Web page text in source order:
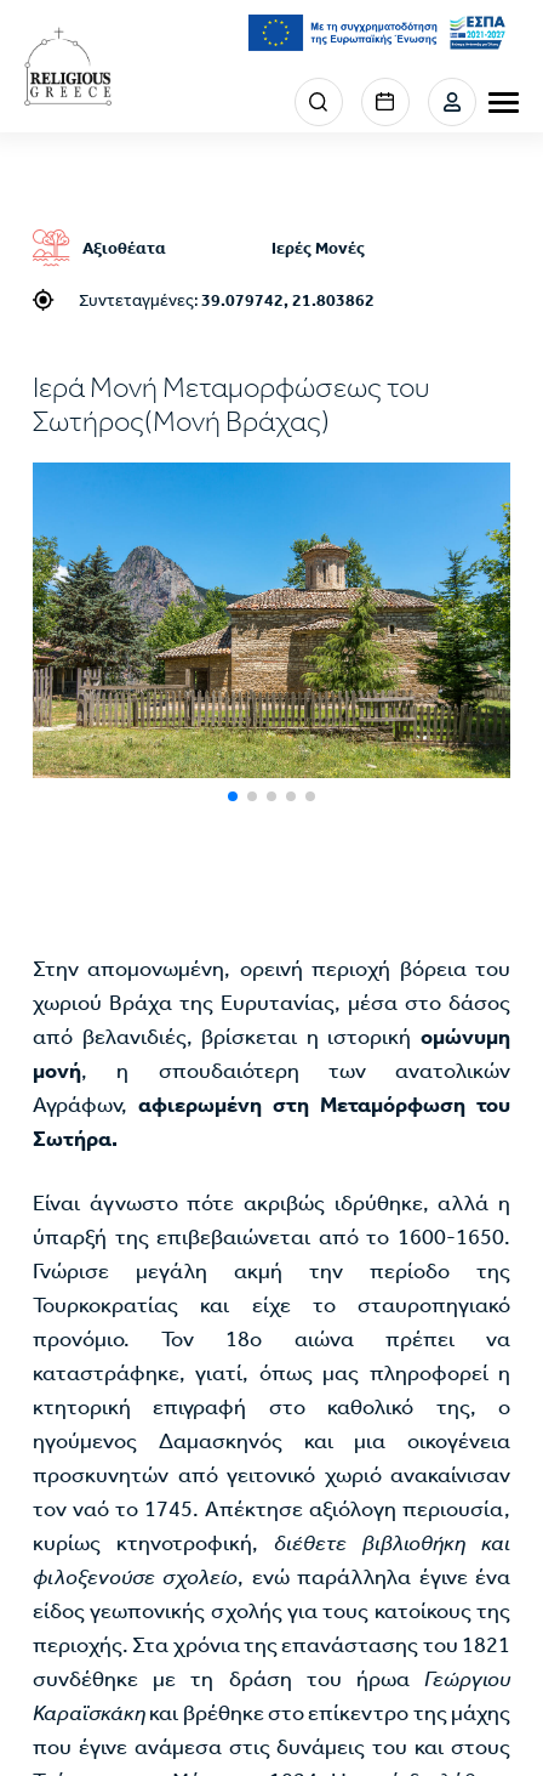
προς
κυρίως
περιεχόμενο
Menu
section
Αξιοθέατα Ιερές Μονές
Συντεταγμένες:39.079742, 21.803862
Ιερά Μονή Μεταμορφώσεως του
Σωτήρος(Μονή Βράχας)
Στην απομονωμένη, ορεινή περιοχή βόρεια του
χωριού Βράχα της Ευρυτανίας, μέσα στο δάσος
από βελανιδιές, βρίσκεται η ιστορική ομώνυμη
μονή, η σπουδαιότερη των ανατολικών
Αγράφων, αφιερωμένη στη Μεταμόρφωση του
Σωτήρα.
Είναι άγνωστο πότε ακριβώς ιδρύθηκε, αλλά η
ύπαρξή της επιβεβαιώνεται από το 1600-1650.
Γνώρισε μεγάλη ακμή την περίοδο της
Τουρκοκρατίας και είχε το σταυροπηγιακό
προνόμιο. Τον 18ο αιώνα πρέπει να
καταστράφηκε, γιατί, όπως μας πληροφορεί η
κτητορική επιγραφή στο καθολικό της, ο
ηγούμενος Δαμασκηνός και μια οικογένεια
προσκυνητών από γειτονικό χωριό ανακαίνισαν
τον ναό το 1745. Απέκτησε αξιόλογη περιουσία,
κυρίως κτηνοτροφική, διέθετε βιβλιοθήκη και
φιλοξενούσε σχολείο, ενώ παράλληλα έγινε ένα
είδος γεωπονικής σχολής για τους κατοίκους της
περιοχής. Στα χρόνια της επανάστασης του 1821
συνδέθηκε με τη δράση του ήρωαΓεώργιου
Καραϊσκάκηκαι βρέθηκε στο επίκεντρο της μάχης
που έγινε ανάμεσα στις δυνάμεις του και στους